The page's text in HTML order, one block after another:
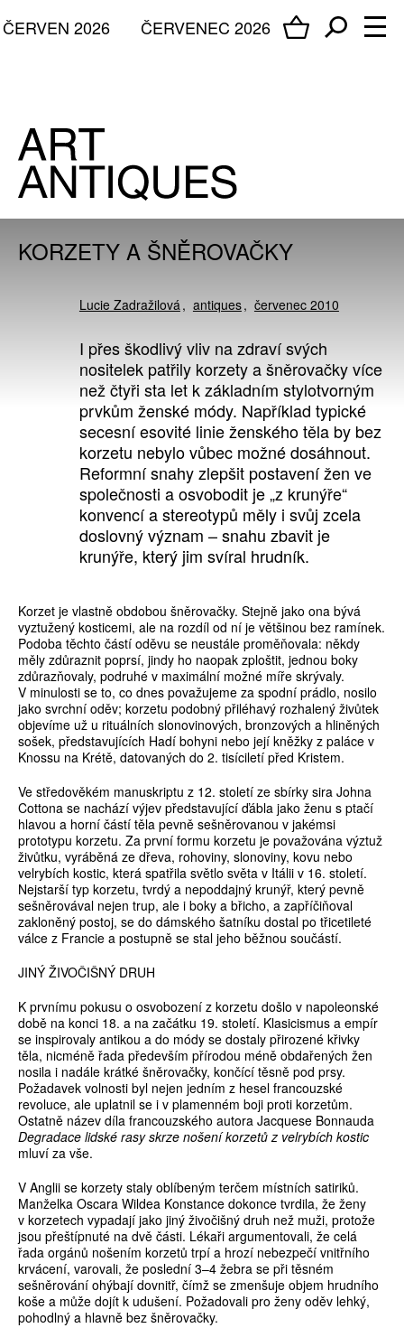
ČERVENEC 2026
ČERVEN 2026
KORZETY A ŠNĚROVAČKY
Lucie Zadražilová antiques červenec 2010
I přes škodlivý vliv na zdraví svých
nositelek patřily korzety a šněrovačky více
než čtyři sta let k základním stylotvorným
prvkům ženské módy. Například typické
secesní esovité linie ženského těla by bez
korzetu nebylo vůbec možné dosáhnout.
Reformní snahy zlepšit postavení žen ve
společnosti a osvobodit je „z krunýře“
konvencí a stereotypů měly i svůj zcela
doslovný význam – snahu zbavit je
krunýře, který jim svíral hrudník.
Korzet je vlastně obdobou šněrovačky. Stejně jako ona bývá
vyztužený kosticemi, ale na rozdíl od ní je většinou bez ramínek.
Podoba těchto částí oděvu se neustále proměňovala: někdy
měly zdůraznit poprsí, jindy ho naopak zploštit, jednou boky
zdůrazňovaly, podruhé v maximální možné míře skrývaly.
V minulosti se to, co dnes považujeme za spodní prádlo, nosilo
jako svrchní oděv; korzetu podobný přiléhavý rozhalený živůtek
objevíme už u rituálních slonovinových, bronzových a hliněných
sošek, představujících Hadí bohyni nebo její kněžky z paláce v
Knossu na Krétě, datovaných do 2. tisíciletí před Kristem.
Ve středověkém manuskriptu z 12. století ze sbírky sira Johna
Cottona se nachází výjev představující ďábla jako ženu s ptačí
hlavou a horní částí těla pevně sešněrovanou v jakémsi
prototypu korzetu. Za první formu korzetu je považována výztuž
živůtku, vyráběná ze dřeva, rohoviny, slonoviny, kovu nebo
velrybích kostic, která spatřila světlo světa v Itálii v 16. století.
Nejstarší typ korzetu, tvrdý a nepoddajný krunýř, který pevně
sešněrovával nejen trup, ale i boky a břicho, a zapříčiňoval
zakloněný postoj, se do dámského šatníku dostal po třicetileté
válce z Francie a postupně se stal jeho běžnou součástí.
JINÝ ŽIVOČIŠNÝ DRUH
K prvnímu pokusu o osvobození z korzetu došlo v napoleonské
době na konci 18. a na začátku 19. století. Klasicismus a empír
se inspirovaly antikou a do módy se dostaly přirozené křivky
těla, nicméně řada především přírodou méně obdařených žen
nosila i nadále krátké šněrovačky, končící těsně pod prsy.
Požadavek volnosti byl nejen jedním z hesel francouzské
revoluce, ale uplatnil se i v plamenném boji proti korzetům.
Ostatně název díla francouzského autora Jacquese Bonnauda
Degradace lidské rasy skrze nošení korzetů z velrybích kostic
mluví za vše.
V Anglii se korzety staly oblíbeným terčem místních satiriků.
Manželka Oscara Wildea Konstance dokonce tvrdila, že ženy
v korzetech vypadají jako jiný živočišný druh než muži, protože
jsou přeštípnuté na dvě části. Lékaři argumentovali, že celá
řada orgánů nošením korzetů trpí a hrozí nebezpečí vnitřního
krvácení, varovali, že poslední 3–4 žebra se při těsném
sešněrování ohýbají dovnitř, čímž se zmenšuje objem hrudního
koše a může dojít k udušení. Požadovali pro ženy oděv lehký,
pohodlný a hlavně bez šněrovačky.